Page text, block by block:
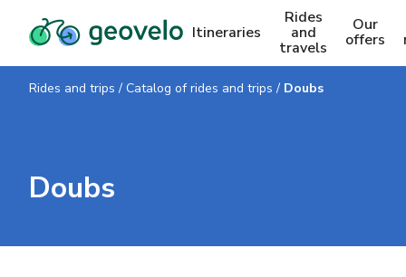
Itineraries
Rides
and
travels
Our
offers
Rides and trips / Catalog of rides and trips / Doubs
Doubs